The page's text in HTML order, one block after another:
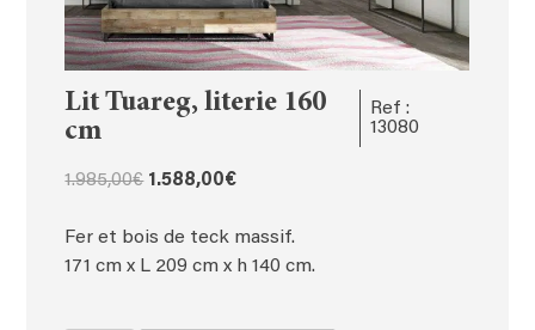
Lit Tuareg, literie 160
cm
Ref :
13080
1.985,00€ Le
initial
était :
1.588,00€Le
actuel
est :
Fer et bois de teck massif.
171 cm x L 209 cm x h 140 cm.